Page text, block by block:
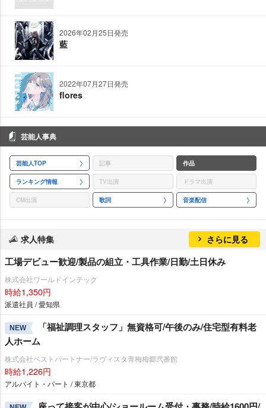
2026年02月25日発売
藍
2022年07月27日発売
flores
芸能人事典
芸能人TOP 記事 作品
ランキング情報 TV出演 ドラマ出演
CM出演 歌詞 音楽配信
求人特集 さらに見る
工場デビュー歓迎/製品の組立・工具作業/日勤/土日休み
株式会社ワールドインテック
時給1,350円
派遣社員 / 愛知県
NEW
「福祉調理スタッフ」無資格可/午後のみ/住宅型有料老
人ホーム
株式会社ベストパートナー/ラヴィスタ青梅梅郷弐番館
時給1,226円
アルバイト・パート / 東京都